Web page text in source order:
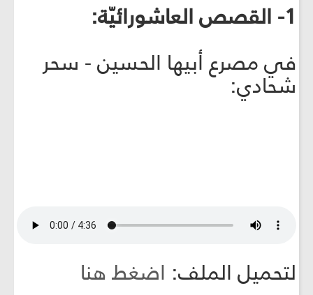
1- القصص العاشورائيّة:
في مصرع أبيها الحسين - سحر
شحادي:
لتحميل الملف: اضغط هنا